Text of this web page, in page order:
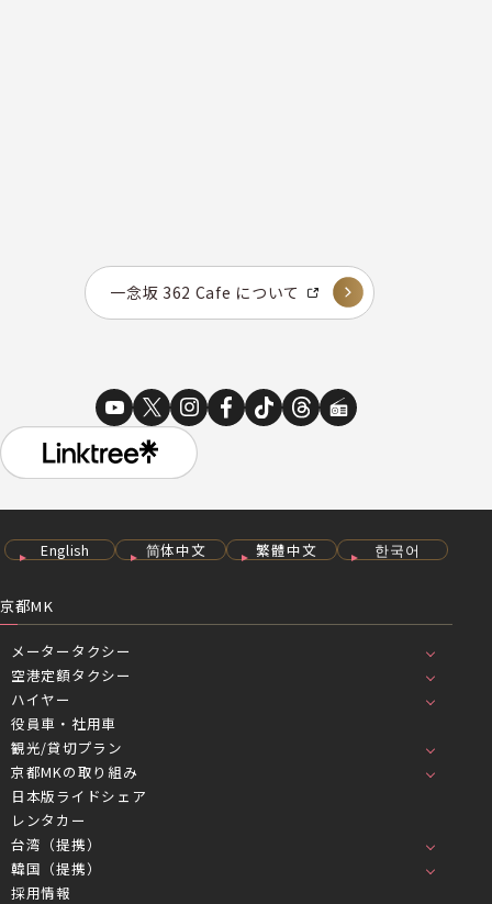
一念坂 362 Cafe について
English 简体中文 繁體中文 한국어
京都MK
メータータクシー
空港定額タクシー
ハイヤー
役員車・社用車
観光/貸切プラン
京都MKの取り組み
日本版ライドシェア
レンタカー
台湾（提携）
韓国（提携）
採用情報